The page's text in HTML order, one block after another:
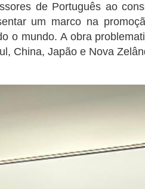
de Português ao
um marco na
o mundo. A obra
China, Japão e Nova